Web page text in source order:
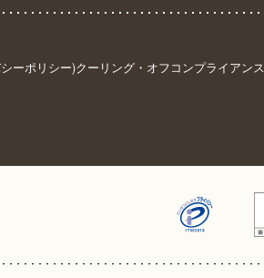
ーポリシー)クーリング・オフコンプライアンス